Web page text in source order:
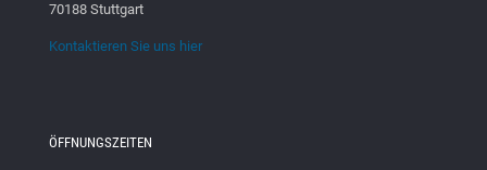
70188 Stuttgart
Kontaktieren Sie uns hier
ÖFFNUNGSZEITEN